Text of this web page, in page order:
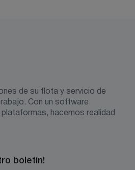
de su flota y servicio de
Con un software
hacemos realidad
boletín!